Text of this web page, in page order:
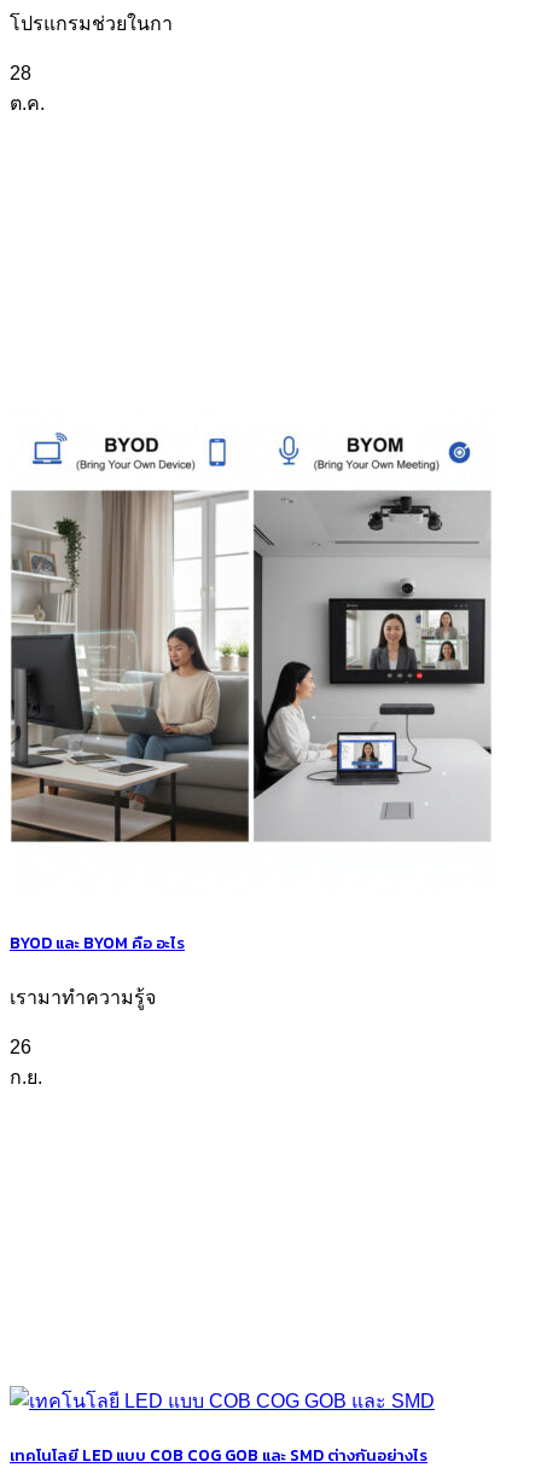
โปรแกรมช่วยในกา
28
ต.ค.
BYOD และ BYOM คือ อะไร
เรามาทำความรู้จ
26
ก.ย.
เทคโนโลยี LED แบบ COB COG GOB และ SMD ต่างกันอย่างไร